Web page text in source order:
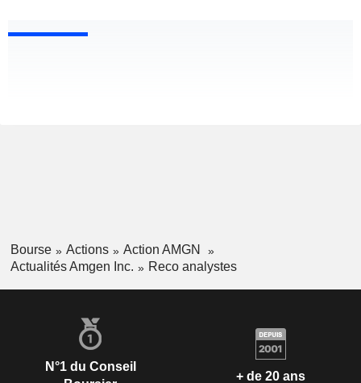
Bourse Actions
Action AMGN
Actualités Amgen Inc.
Reco analystes
N°1 du Conseil
+ de 20 ans